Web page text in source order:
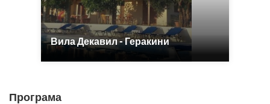
Вила Декавил - Геракини
Програма